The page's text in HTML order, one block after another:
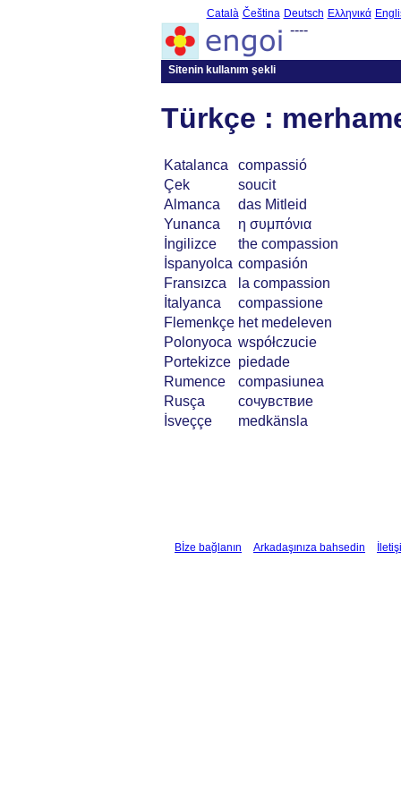
Català Čeština Deutsch Ελληνικά
----
Sitenin kullanım şekli
Türkçe :
Katalanca
compassió
Çek
soucit
Almanca
das Mitleid
Yunanca
η συμπόνια
İngilizce
the compassion
İspanyolca compasión
Fransızca
la compassion
İtalyanca
compassione
Flemenkçe het medeleven
Polonyoca współczucie
Portekizce piedade
Rumence
compasiunea
Rusça
сочувствие
İsveççe
medkänsla
Bİze bağlanın Arkadaşınıza bahsedin